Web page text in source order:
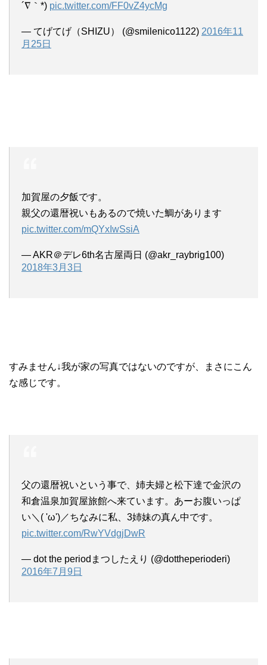
´∇｀*) pic.twitter.com/FF0vZ4ycMg
— てげてげ（SHIZU） (@smilenico1122) 2016年11
月25日
加賀屋の夕飯です。
親父の還暦祝いもあるので焼いた鯛があります
pic.twitter.com/mQYxIwSsiA
— AKR＠デレ6th名古屋両日 (@akr_raybrig100)
2018年3月3日
すみません↓我が家の写真ではないのですが、まさにこん
な感じです。
父の還暦祝いという事で、姉夫婦と松下達で金沢の
和倉温泉加賀屋旅館へ来ています。あーお腹いっぱ
い＼( 'ω')／ちなみに私、3姉妹の真ん中です。
pic.twitter.com/RwYVdgjDwR
— dot the periodまつしたえり (@dottheperioderi)
2016年7月9日